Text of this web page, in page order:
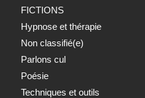
FICTIONS
Hypnose et thérapie
Non classifié(e)
Parlons cul
Poésie
Techniques et outils